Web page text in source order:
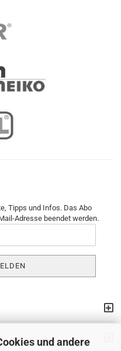
und andere
Tipps und Infos. Das Abo
Adresse beendet werden.